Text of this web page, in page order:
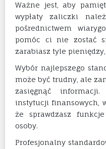
Ważne jest, aby
wypłaty zaliczki
pośrednictwem
pomóc ci nie zostać
zarabiasz tyle
Wybór najlepszego
może być trudny, ale
zasięgnąć
instytucji finansowych,
że sprawdzasz
osoby.
Profesjonalny